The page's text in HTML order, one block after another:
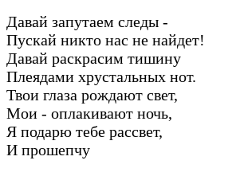
Давай запутаем следы -
Пускай никто нас не найдет!
Давай раскрасим тишину
Плеядами хрустальных нот.
Твои глаза рождают свет,
Мои - оплакивают ночь,
Я подарю тебе рассвет,
И прошепчу